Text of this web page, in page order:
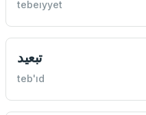
tebeıyyet
تبعيد
teb'ıd